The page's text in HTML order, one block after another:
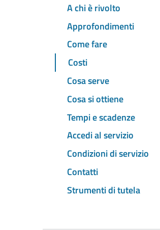
A chi è rivolto
Approfondimenti
Come fare
Costi
Cosa serve
Cosa si ottiene
Tempi e scadenze
Accedi al servizio
Condizioni di servizio
Contatti
Strumenti di tutela